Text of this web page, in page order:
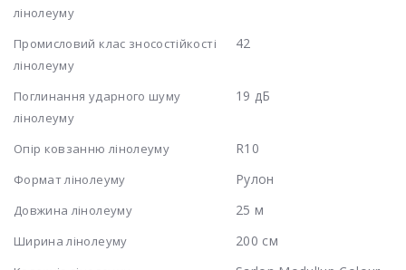
лінолеуму
Промисловий клас зносостійкості
лінолеуму
42
Поглинання ударного шуму
лінолеуму
19 дБ
Опір ковзанню лінолеуму R10
Формат лінолеуму Рулон
Довжина лінолеуму 25 м
Ширина лінолеуму 200 см